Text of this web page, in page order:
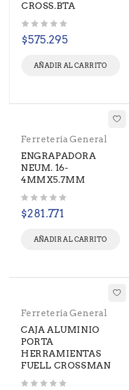
CROSS.BTA
$575.295
AÑADIR AL CARRITO
Ferretería General
ENGRAPADORA
NEUM. 16-
4MMX5.7MM
$281.771
AÑADIR AL CARRITO
Ferretería General
CAJA ALUMINIO
PORTA
HERRAMIENTAS
FUELL CROSSMAN